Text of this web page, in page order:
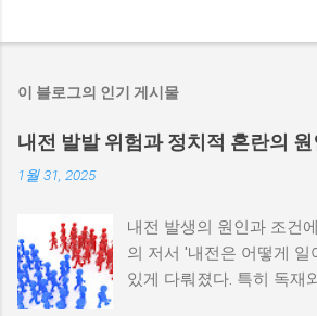
이 블로그의 인기 게시물
내전 발발 위험과 정치적 혼란의 원
1월 31, 2025
내전 발생의 원인과 조건
의 저서 '내전은 어떻게 일
있게 다뤄졌다. 특히 독재